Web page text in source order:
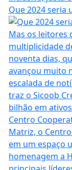
Que 2024 seria